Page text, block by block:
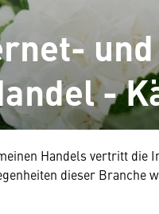
und
-
Handels vertritt die
dieser Branche